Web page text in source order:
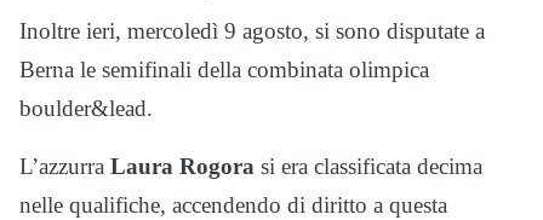
Inoltre ieri, mercoledì 9 agosto, si sono disputate a
Berna le semifinali della combinata olimpica
boulder&lead.
L’azzurra Laura Rogora si era classificata decima
nelle qualifiche, accendendo di diritto a questa